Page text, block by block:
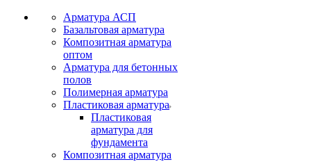
Арматура АСП
Базальтовая арматура
Композитная арматура
оптом
Арматура для бетонных
полов
Полимерная арматура
Пластиковая арматура
Пластиковая
арматура для
фундамента
Композитная арматура